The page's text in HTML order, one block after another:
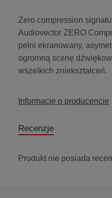
Zero compression
Audiovector ZERO
pełni ekranowany,
ogromną scenę
wszelkich zniekształceń.
Informacje o producencie
Recenzje
Produkt nie posiada